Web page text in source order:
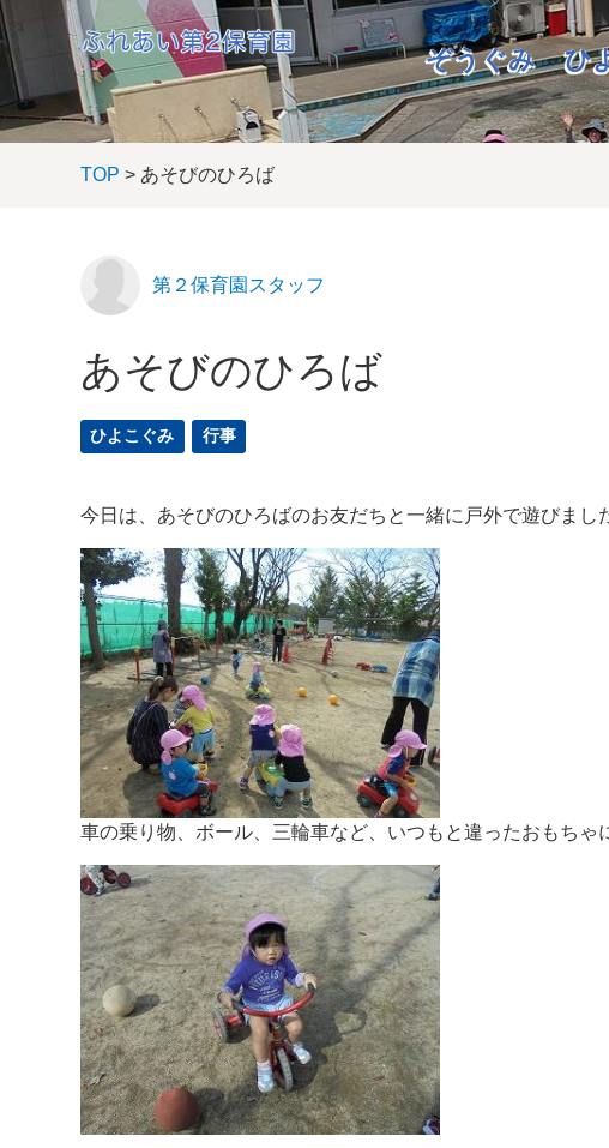
ぞうぐみ ひ
TOP > あそびのひろば
第２保育園スタッフ
あそびのひろば
ひよこぐみ 行事
今日は、あそびのひろばのお友だちと一緒に戸外で遊びまし
車の乗り物、ボール、三輪車など、いつもと違ったおもちゃ